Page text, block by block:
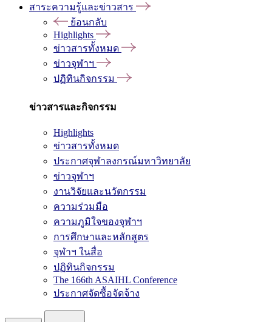
สาระความรู้และข่าวสาร
ย้อนกลับ
Highlights
ข่าวสารทั้งหมด
ข่าวจุฬาฯ
ปฏิทินกิจกรรม
ข่าวสารและกิจกรรม
Highlights
ข่าวสารทั้งหมด
ประกาศจุฬาลงกรณ์มหาวิทยาลัย
ข่าวจุฬาฯ
งานวิจัยและนวัตกรรม
ความร่วมมือ
ความภูมิใจของจุฬาฯ
การศึกษาและหลักสูตร
จุฬาฯ ในสื่อ
ปฏิทินกิจกรรม
The 166th ASAIHL Conference
ประกาศจัดซื้อจัดจ้าง